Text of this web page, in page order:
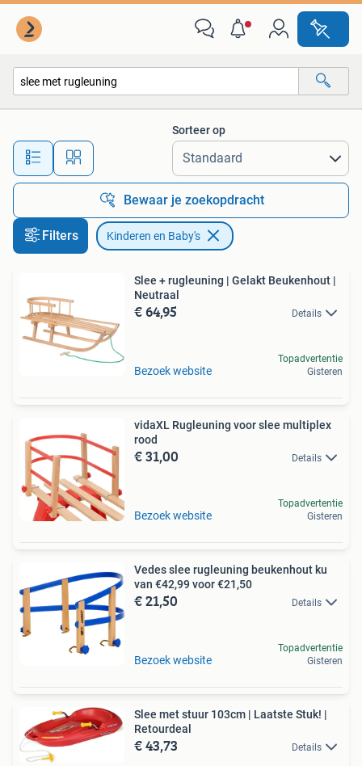
Alle afstanden…
Sorteer op
Bewaar je zoekopdracht
Filters Kinderen en Baby's
Slee + rugleuning | Gelakt Beukenhout |
Neutraal
€ 64,95 Details
Bezoek website
Topadvertentie
Gisteren
vidaXL Rugleuning voor slee multiplex
rood
€ 31,00 Details
Bezoek website
Topadvertentie
Gisteren
Vedes slee rugleuning beukenhout ku
van €42,99 voor €21,50
€ 21,50 Details
Bezoek website
Topadvertentie
Gisteren
Slee met stuur 103cm | Laatste Stuk! |
Retourdeal
€ 43,73 Details